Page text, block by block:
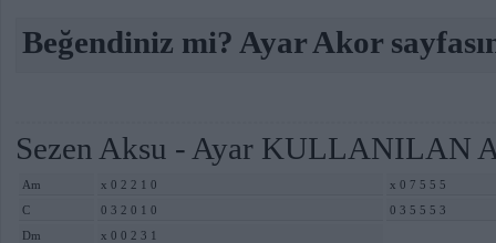
Beğendiniz mi? Ayar Akor
Sezen Aksu - Ayar KULLANILAN
Am x 0 2 2 1 0
x 0 7 5 5 5
C
0 3 2 0 1 0
0 3 5 5 5 3
Dm
x 0 0 2 3 1